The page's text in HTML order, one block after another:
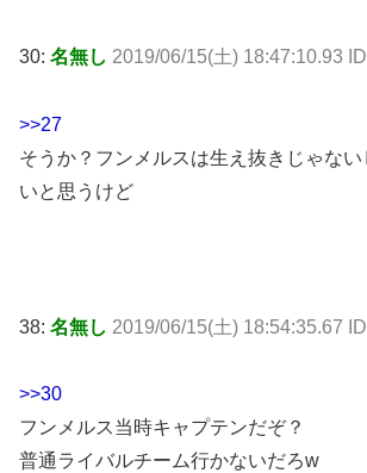
30: 名無し 2019/06/15(土) 18:47:10.93
>>27
そうか？フンメルスは生え抜きじゃな
いと思うけど
38: 名無し 2019/06/15(土) 18:54:35.67
>>30
フンメルス当時キャプテンだぞ？
普通ライバルチーム行かないだろw